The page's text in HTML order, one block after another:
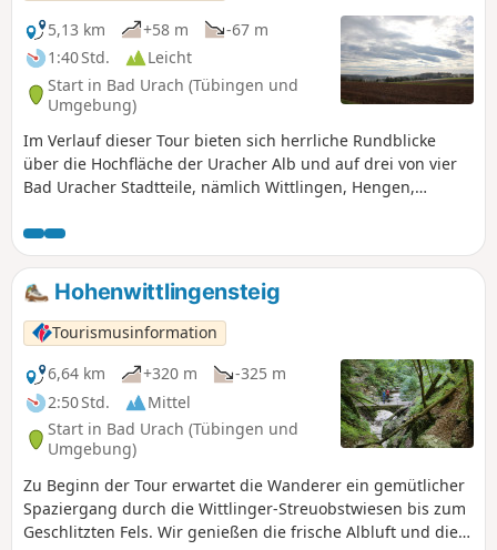
5,13 km
+58 m
-67 m
1:40 Std.
Leicht
Start in Bad Urach (Tübingen und
Umgebung)
Im Verlauf dieser Tour bieten sich herrliche Rundblicke
über die Hochfläche der Uracher Alb und auf drei von vier
Bad Uracher Stadtteile, nämlich Wittlingen, Hengen,
Hohenwittlingensteig
Tourismusinformation
6,64 km
+320 m
-325 m
2:50 Std.
Mittel
Start in Bad Urach (Tübingen und
Umgebung)
Zu Beginn der Tour erwartet die Wanderer ein gemütlicher
Spaziergang durch die Wittlinger-Streuobstwiesen bis zum
Geschlitzten Fels. Wir genießen die frische Albluft und die